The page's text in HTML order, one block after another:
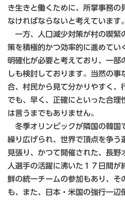
き生きと働くために、所掌事務の
なければならないと考えています。
一方、人口減少対策が村の喫緊
策を積極的かつ効率的に進めてい
明確化が必要と考えており、一部
しも検討しております。当然の事
合、村民から見て分かりやすく、
でも、早く、正確にといった合理
は言うまでもありません。
冬季オリンピックが隣国の韓国
繰り広げられ、世界で頂点を争う
見張り、かつて開催された、長野
人選手の活躍に沸いた１７日間が
鮮の統一チームの参加もあり、そ
も、また、日本・米国の強行一辺